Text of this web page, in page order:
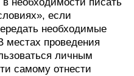
необходимости писать
если
необходимые
местах проведения
личным
самому отнести